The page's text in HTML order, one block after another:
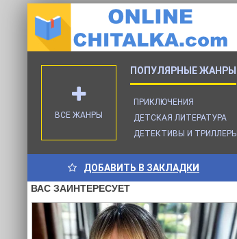
ПРИКЛЮЧЕНИЯ
ДЕТСКАЯ ЛИТЕРАТУРА
ДЕТЕКТИВЫ И ТРИЛЛЕРЫ
ВСЕ ЖАНРЫ
ДОБАВИТЬ В ЗАКЛАДКИ